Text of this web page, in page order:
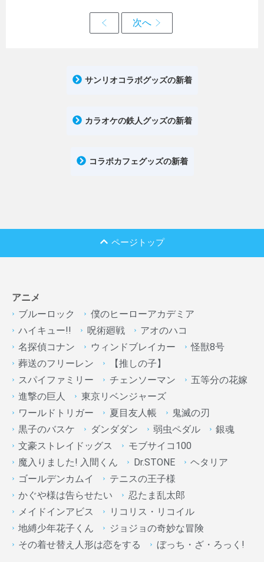
サンリオコラボグッズの新着
カラオケの鉄人グッズの新着
コラボカフェグッズの新着
ページトップ
アニメ
ブルーロック
僕のヒーローアカデミア
ハイキュー!!
呪術廻戦
アオのハコ
名探偵コナン
ウィンドブレイカー
怪獣8号
葬送のフリーレン
【推しの子】
スパイファミリー
チェンソーマン
五等分の花嫁
進撃の巨人
東京リベンジャーズ
ワールドトリガー
夏目友人帳
鬼滅の刃
黒子のバスケ
ダンダダン 弱虫ペダル
銀魂
文豪ストレイドッグス
モブサイコ100
魔入りました! 入間くん
Dr.STONE
ヘタリア
ゴールデンカムイ
テニスの王子様
かぐや様は告らせたい
忍たま乱太郎
メイドインアビス
リコリス・リコイル
地縛少年花子くん
ジョジョの奇妙な冒険
その着せ替え人形は恋をする
ぼっち・ざ・ろっく!